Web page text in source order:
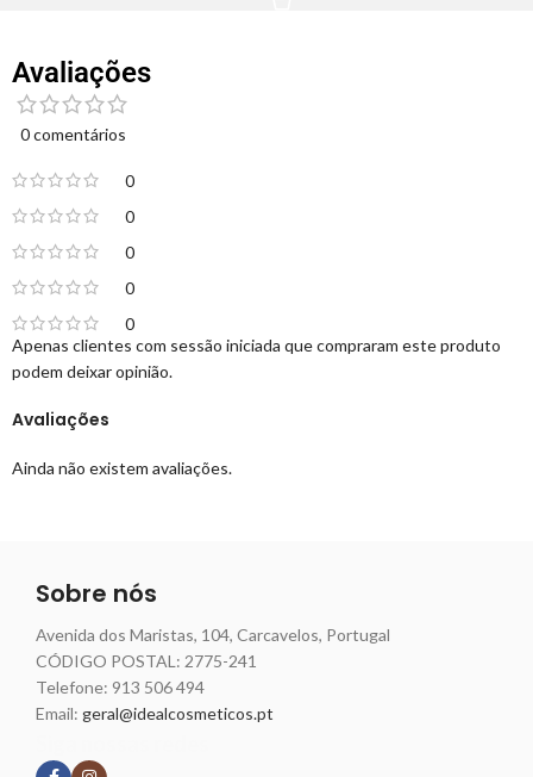
Avaliações
0 comentários
0
0
0
0
0
Avaliações
Ainda não existem avaliações.
Apenas clientes com sessão iniciada que compraram este produto
podem deixar opinião.
Sobre nós
Avenida dos Maristas, 104, Carcavelos, Portugal
CÓDIGO POSTAL: 2775-241
Telefone: 913 506 494
Email: geral@idealcosmeticos.pt